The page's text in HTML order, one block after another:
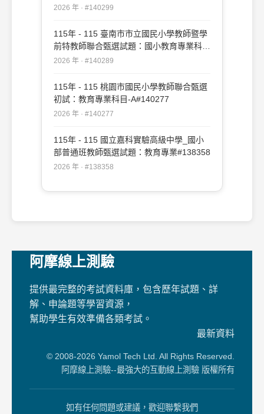
2026 年 · #140299
115年 - 115 臺南市市立國民小學教師暨學
前特教師聯合甄選試題：國小教育專業科目
#140289
2026 年 · #140289
115年 - 115 桃園市國民小學教師聯合甄選
初試：教育專業科目-A#140277
2026 年 · #140277
115年 - 115 國立嘉科實驗高級中學_國小
部普通班教師甄選試題：教育專業#138358
2026 年 · #138358
阿摩線上測驗
提供最完整的考試資料庫，包含歷年試題、詳
解、申論題等學習資源，
幫助學生有效準備各類考試。
最新資料
© 2008-2026 Yamol Tech Ltd. All Rights Reserved.
阿摩線上測驗--最強大的互動線上測驗 版權所有
如有任何問題或建議，歡迎聯繫我們